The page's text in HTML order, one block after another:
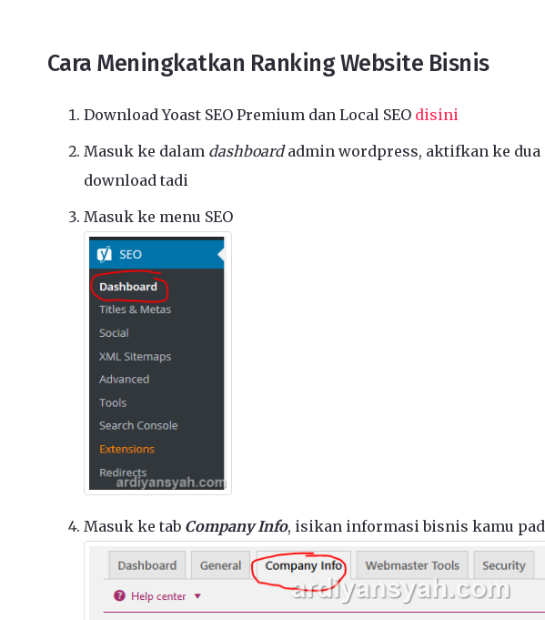
Cara Meningkatkan Ranking Website Bisnis
Download Yoast SEO Premium dan Local SEO disini
Masuk ke dalam dashboardadmin wordpress, aktifkan ke
download tadi
Masuk ke menu SEO
Masuk ke tab Company Info, isikan informasi bisnis kamu